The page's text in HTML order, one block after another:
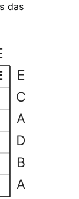
das